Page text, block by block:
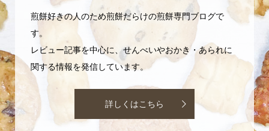
煎餅好きの人のため煎餅だらけの煎餅専門ブログで
す。
レビュー記事を中心に、せんべいやおかき・あられに
関する情報を発信しています。
詳しくはこちら